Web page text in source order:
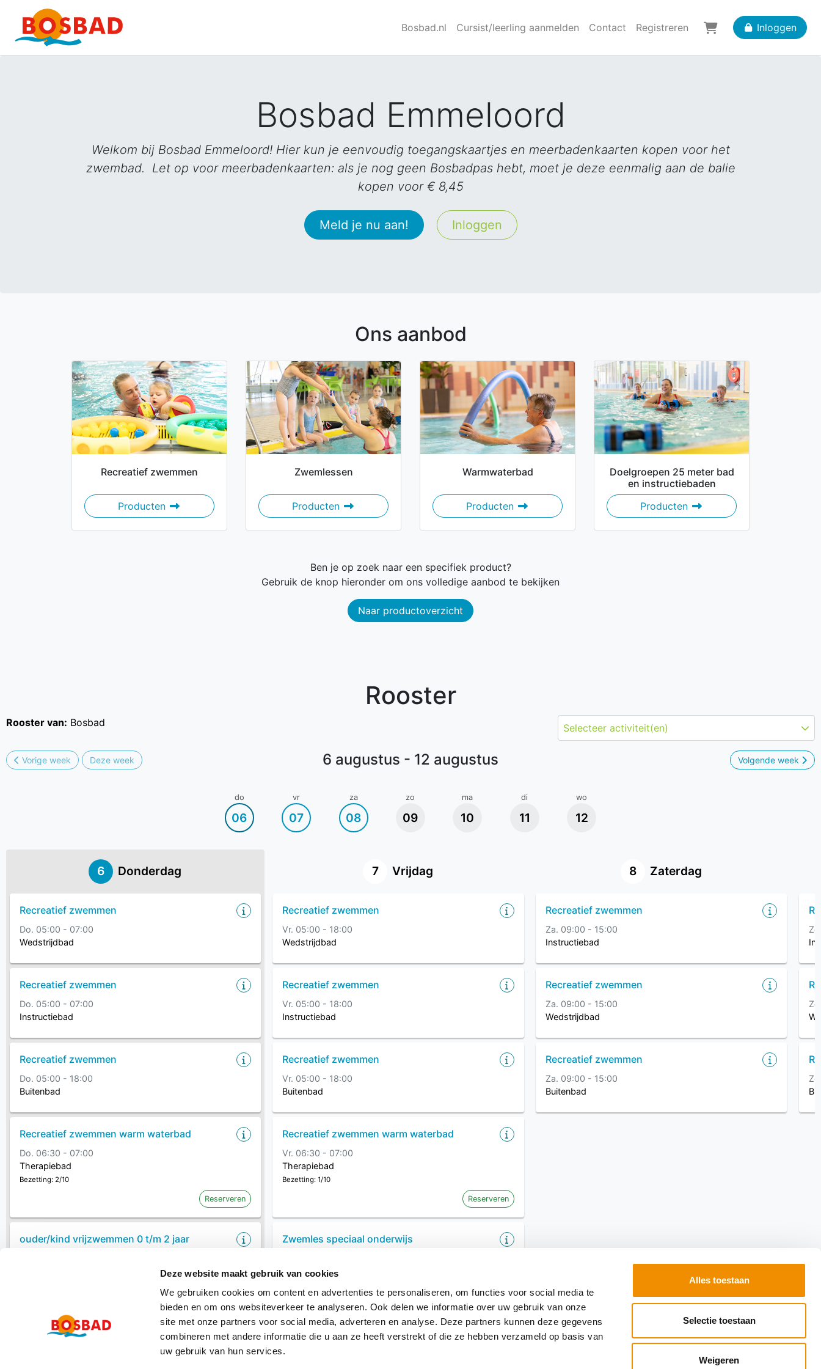
Deze website maakt gebruik van cookies
We gebruiken cookies om content en advertenties te personaliseren, om functies voor social media te
bieden en om ons websiteverkeer te analyseren. Ook delen we informatie over uw gebruik van onze
site met onze partners voor social media, adverteren en analyse. Deze partners kunnen deze gegevens
combineren met andere informatie die u aan ze heeft verstrekt of die ze hebben verzameld op basis van
uw gebruik van hun services.
Alles toestaan
Selectie toestaan
Weigeren
Direct naar de inhoud van de pagina
Bosbad.nl
Cursist/leerling aanmelden Contact Registreren Inloggen
Bosbad Emmeloord
Welkom bij Bosbad Emmeloord! Hier kun je eenvoudig toegangskaartjes en meerbadenkaarten kopen voor het
zwembad. Let op voor meerbadenkaarten: als je nog geen Bosbadpas hebt, moet je deze eenmalig aan de balie
kopen voor € 8,45
Meld je nu aan! Inloggen
Ons aanbod
Recreatief zwemmen
Producten Recreatief zwemmen
Zwemlessen
Producten Zwemlessen
Warmwaterbad
Producten Warmwaterbad
Doelgroepen 25 meter bad
en instructiebaden
Producten Doelgroepen 25 meter bad
Ben je op zoek naar een specifiek product?
Gebruik de knop hieronder om ons volledige aanbod te bekijken
Naar productoverzicht
Rooster
Rooster van: Bosbad Selecteer activiteit(en)
Vorige week Deze week 6 augustus - 12 augustus Volgende week
do
06
vr
07
za
08
zo
09
ma
10
di
11
wo
12
6 Donderdag
Recreatief zwemmen
Do. 05:00 - 07:00
Wedstrijdbad
Recreatief zwemmen
Do. 05:00 - 07:00
Instructiebad
Recreatief zwemmen
Do. 05:00 - 18:00
Buitenbad
Recreatief zwemmen warm waterbad
Do. 06:30 - 07:00
Therapiebad
Bezetting: 2/10
Reserveren
ouder/kind vrijzwemmen 0 t/m 2 jaar
Reserveren
Meer tonen
7 Vrijdag
Recreatief zwemmen
Vr. 05:00 - 18:00
Wedstrijdbad
Recreatief zwemmen
Vr. 05:00 - 18:00
Instructiebad
Recreatief zwemmen
Vr. 05:00 - 18:00
Buitenbad
Recreatief zwemmen warm waterbad
Vr. 06:30 - 07:00
Therapiebad
Bezetting: 1/10
Reserveren
Zwemles speciaal onderwijs
Wedstrijdbad
Meer tonen
8 Zaterdag
Recreatief zwemmen
Za. 09:00 - 15:00
Instructiebad
Recreatief zwemmen
Za. 09:00 - 15:00
Wedstrijdbad
Recreatief zwemmen
Za. 09:00 - 15:00
Buitenbad